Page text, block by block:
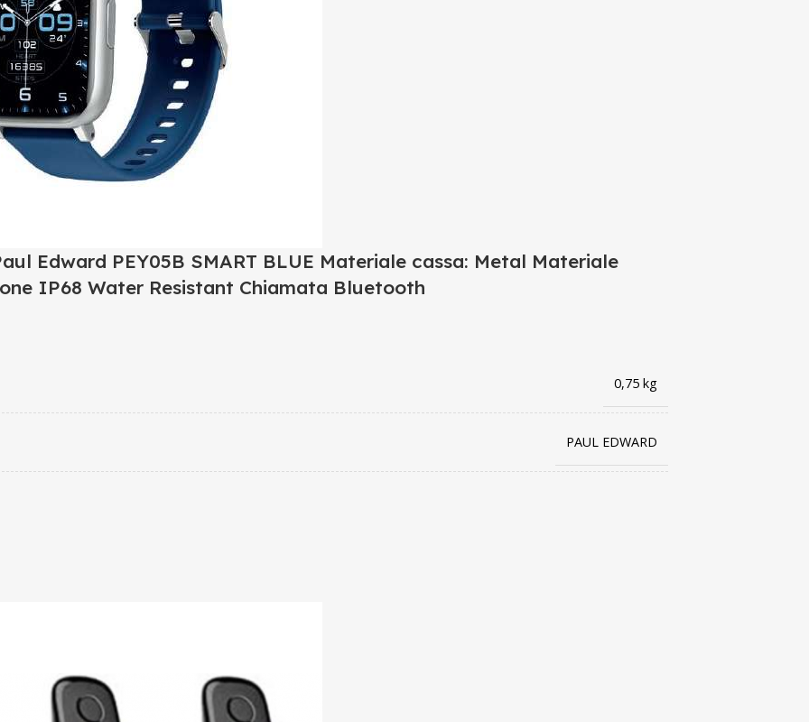
Edward PEY05B SMART BLUE Materiale cassa: Metal Materiale
IP68 Water Resistant Chiamata Bluetooth
0,75 kg
PAUL EDWARD